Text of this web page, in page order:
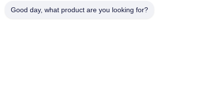
86-28-37561966-8:00
Good day, what product are you looking for?